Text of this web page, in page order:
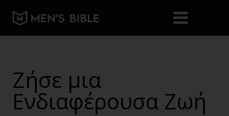
Ζήσε μια
Ενδιαφέρουσα Ζωή